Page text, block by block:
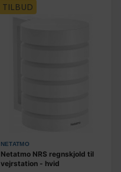
TILBUD
NETATMO
Netatmo NRS regnskjold til
vejrstation - hvid